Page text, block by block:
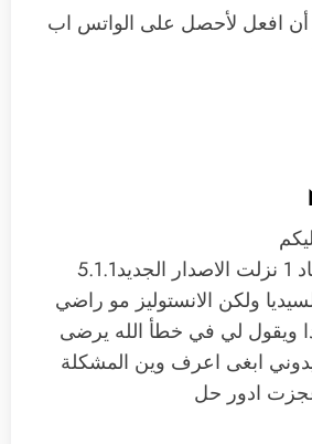
أن افعل لأحصل على الواتس اب
جهازي ايباد 1 نزلت الاصدار الجديد5.1.1
ولكن الانستوليز مو راضي
ويقول لي في خطأ الله يرضى
ابغى اعرف وين المشكلة
ادور حل